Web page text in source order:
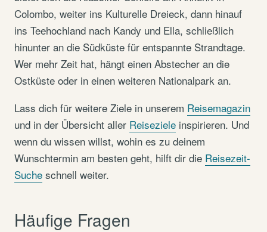
Colombo, weiter ins Kulturelle Dreieck, dann hinauf
ins Teehochland nach Kandy und Ella, schließlich
hinunter an die Süd­küste für entspannte Strandtage.
Wer mehr Zeit hat, hängt einen Abstecher an die
Ostküste oder in einen weiteren Nationalpark an.
Lass dich für weitere Ziele in unserem Reisemagazin
und in der Übersicht aller Reiseziele inspirieren. Und
wenn du wissen willst, wohin es zu deinem
Wunschtermin am besten geht, hilft dir die Reisezeit-
Suche schnell weiter.
Häufige Fragen